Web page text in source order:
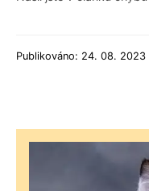
Publikováno: 24. 08. 2023